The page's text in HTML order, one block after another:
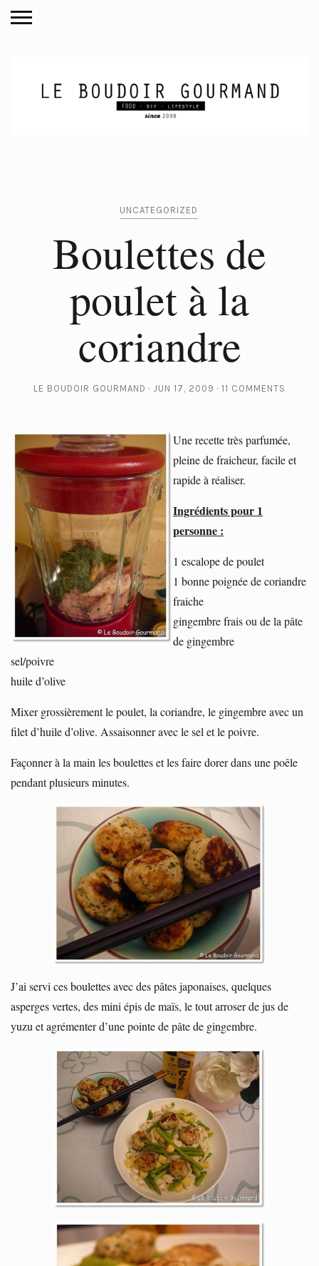
UNCATEGORIZED
Boulettes de
poulet à la
coriandre
LE BOUDOIR GOURMAND JUN 17, 2009 11 COMMENTS
Une recette très parfumée,
pleine de fraicheur, facile et
rapide à réaliser.
Ingrédients pour 1
personne :
1 escalope de poulet
1 bonne poignée de coriandre
fraiche
gingembre frais ou de la pâte
de gingembre
sel/poivre
huile d’olive
Mixer grossièrement le poulet, la coriandre, le gingembre avec un
filet d’huile d’olive. Assaisonner avec le sel et le poivre.
Façonner à la main les boulettes et les faire dorer dans une poêle
pendant plusieurs minutes.
J’ai servi ces boulettes avec des pâtes japonaises, quelques
asperges vertes, des mini épis de maïs, le tout arroser de jus de
yuzu et agrémenter d’une pointe de pâte de gingembre.